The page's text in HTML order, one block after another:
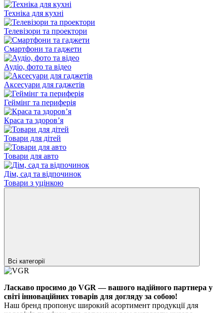
Техніка для кухні
Телевізори та проектори
Смартфони та гаджети
Аудіо, фото та відео
Аксесуари для гаджетів
Геймінг та периферія
Краса та здоровʼя
Товари для дітей
Товари для авто
Дім, сад та відпочинок
Товари з уцінкою
Всі категорії
Ласкаво просимо до VGR — вашого надійного партнера у
світі інноваційних товарів для догляду за собою!
Наш бренд пропонує широкий асортимент продукції для